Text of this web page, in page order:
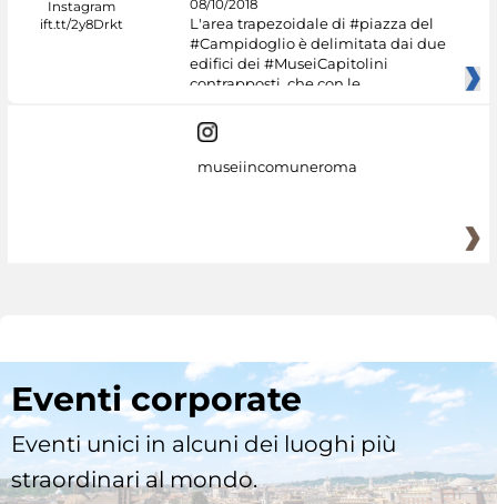
08/10/2018
L'area trapezoidale di #piazza del
#Campidoglio è delimitata dai due
edifici dei #MuseiCapitolini
contrapposti, che con le
museiincomuneroma
Eventi corporate
Eventi unici in alcuni dei luoghi più
straordinari al mondo.